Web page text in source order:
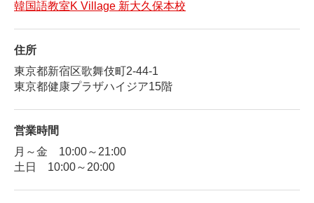
韓国語教室K Village 新大久保本校
住所
東京都新宿区歌舞伎町2-44-1
東京都健康プラザハイジア15階
営業時間
月～金 10:00～21:00
土日 10:00～20:00